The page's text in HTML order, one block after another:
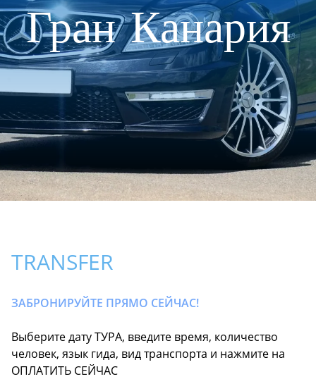
Гран Канария
TRANSFER
ЗАБРОНИРУЙТЕ ПРЯМО СЕЙЧАС!
Выберите дату ТУРА, введите время, количество
человек, язык гида, вид транспорта и нажмите на
ОПЛАТИТЬ СЕЙЧАС